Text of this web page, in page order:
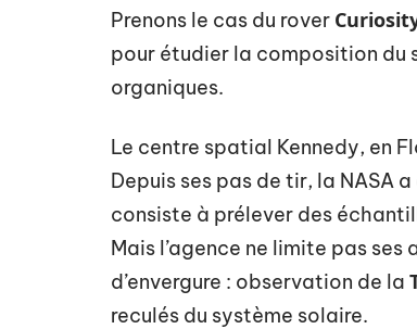
Prenons le cas du rover
pour étudier la composition du
organiques.
Le centre spatial Kennedy, en
Depuis ses pas de tir, la NASA
consiste à prélever des
Mais l’agence ne limite pas
d’envergure : observation de la
reculés du système solaire.